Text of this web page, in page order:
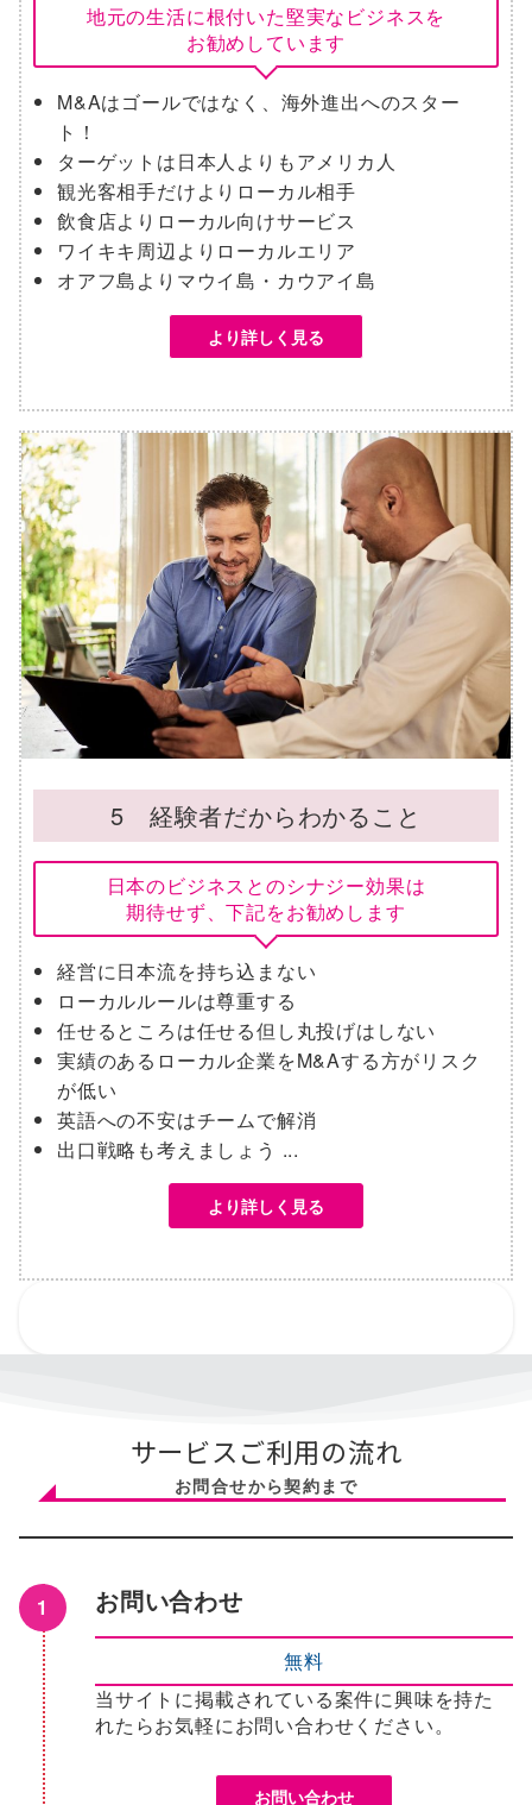
地元の生活に根付いた堅実なビジネスを
お勧めしています
M&Aはゴールではなく、海外進出へのスター
ト！
ターゲットは日本人よりもアメリカ人
観光客相手だけよりローカル相手
飲食店よりローカル向けサービス
ワイキキ周辺よりローカルエリア
オアフ島よりマウイ島・カウアイ島
より詳しく見る
5 経験者だからわかること
日本のビジネスとのシナジー効果は
期待せず、下記をお勧めします
経営に日本流を持ち込まない
ローカルルールは尊重する
任せるところは任せる但し丸投げはしない
実績のあるローカル企業をM&Aする方がリスク
が低い
英語への不安はチームで解消
出口戦略も考えましょう ...
より詳しく見る
サービスご利用の流れ
お問合せから契約まで
お問い合わせ
無料
当サイトに掲載されている案件に興味を持た
れたらお気軽にお問い合わせください。
お問い合わせ